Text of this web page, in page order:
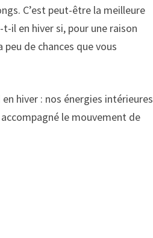
C’est peut-être la meilleure
il en hiver si, pour une raison
de chances que vous
hiver : nos énergies intérieures
le mouvement de